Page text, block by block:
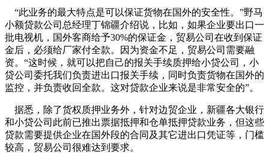
“此业务的最大特点是可以保证货物在国外的安全性。”野马
小额贷款公司总经理丁锦疆介绍说，比如，如果企业要出口一
批电视机，国外客商给予30%的保证金，贸易公司在收到保证
金后，必须给厂家付全款。因为资金不足，贸易公司需要融
资。“这时候，就可以把自己的报关手续质押给小贷公司，小
贷公司委托我们负责进出口报关手续，同时负责货物在国外的
监控，并负责收回全款。这对贷款企业来说是非常安全的”。
据悉，除了货权质押业务外，针对边贸企业，新疆各大银行
和小贷公司此前已推出票据抵押和仓单抵押贷款业务，但这些
贷款需要提供企业在国外段的合同及其它进出口凭证等，门槛
较高，贸易公司很难达到要求。